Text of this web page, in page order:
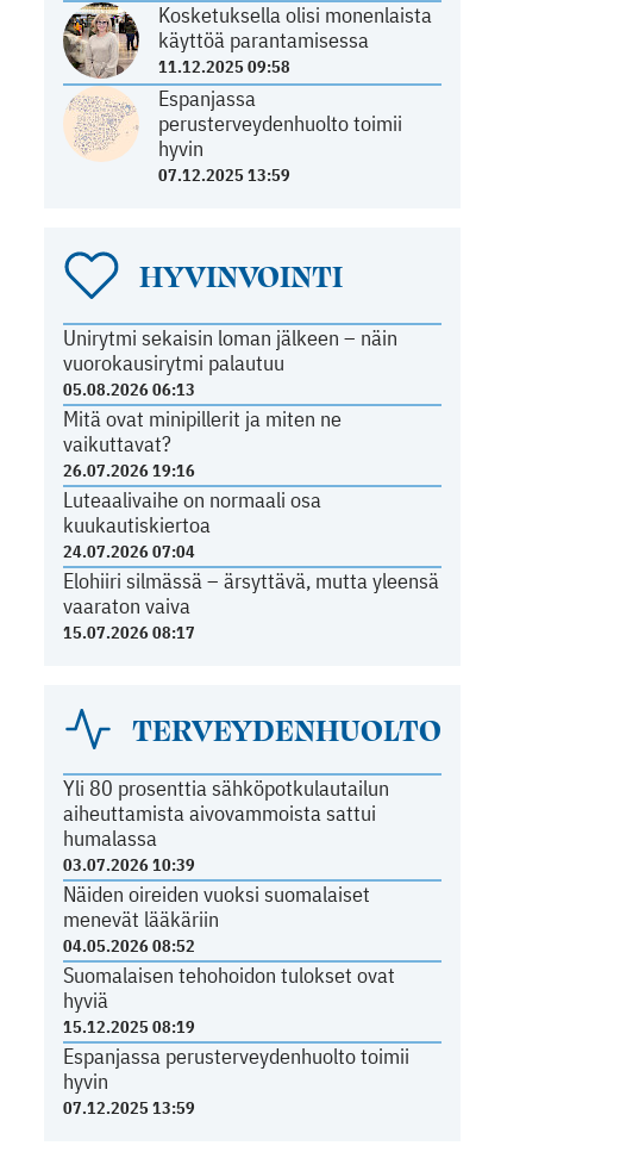
Kosketuksella olisi monenlaista
käyttöä parantamisessa
11.12.2025 09:58
Espanjassa
perusterveydenhuolto toimii
hyvin
07.12.2025 13:59
HYVINVOINTI
Unirytmi sekaisin loman jälkeen – näin
vuorokausirytmi palautuu
05.08.2026 06:13
Mitä ovat minipillerit ja miten ne
vaikuttavat?
26.07.2026 19:16
Luteaalivaihe on normaali osa
kuukautiskiertoa
24.07.2026 07:04
Elohiiri silmässä – ärsyttävä, mutta yleensä
vaaraton vaiva
15.07.2026 08:17
TERVEYDENHUOLTO
Yli 80 prosenttia sähköpotkulautailun
aiheuttamista aivovammoista sattui
humalassa
03.07.2026 10:39
Näiden oireiden vuoksi suomalaiset
menevät lääkäriin
04.05.2026 08:52
Suomalaisen tehohoidon tulokset ovat
hyviä
15.12.2025 08:19
Espanjassa perusterveydenhuolto toimii
hyvin
07.12.2025 13:59